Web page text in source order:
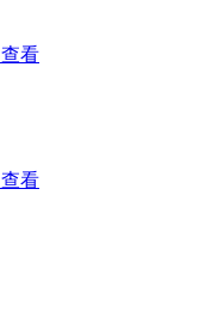
查看
查看